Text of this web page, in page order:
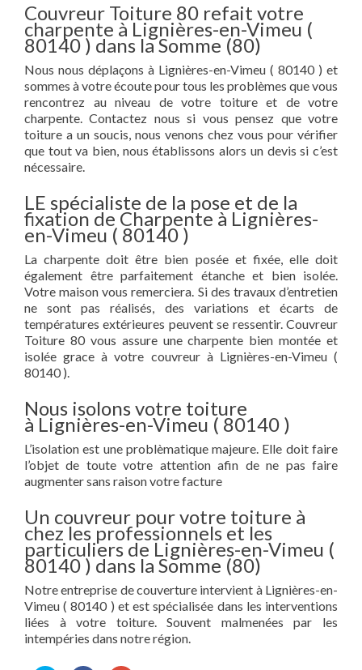
Couvreur Toiture 80 refait votre
charpente à Lignières-en-Vimeu (
80140 ) dans la Somme (80)
Nous nous déplaçons à Lignières-en-Vimeu ( 80140 ) et
sommes à votre écoute pour tous les problèmes que vous
rencontrez au niveau de votre toiture et de votre
charpente. Contactez nous si vous pensez que votre
toiture a un soucis, nous venons chez vous pour vérifier
que tout va bien, nous établissons alors un devis si c’est
nécessaire.
LE spécialiste de la pose et de la
fixation de Charpente à Lignières-
en-Vimeu ( 80140 )
La charpente doit être bien posée et fixée, elle doit
également être parfaitement étanche et bien isolée.
Votre maison vous remerciera. Si des travaux d’entretien
ne sont pas réalisés, des variations et écarts de
températures extérieures peuvent se ressentir. Couvreur
Toiture 80 vous assure une charpente bien montée et
isolée grace à votre couvreur à Lignières-en-Vimeu (
80140 ).
Nous isolons votre toiture
à Lignières-en-Vimeu ( 80140 )
L’isolation est une problèmatique majeure. Elle doit faire
l’objet de toute votre attention afin de ne pas faire
augmenter sans raison votre facture
Un couvreur pour votre toiture à
chez les professionnels et les
particuliers de Lignières-en-Vimeu (
80140 ) dans la Somme (80)
Notre entreprise de couverture intervient à Lignières-en-
Vimeu ( 80140 ) et est spécialisée dans les interventions
liées à votre toiture. Souvent malmenées par les
intempéries dans notre région.